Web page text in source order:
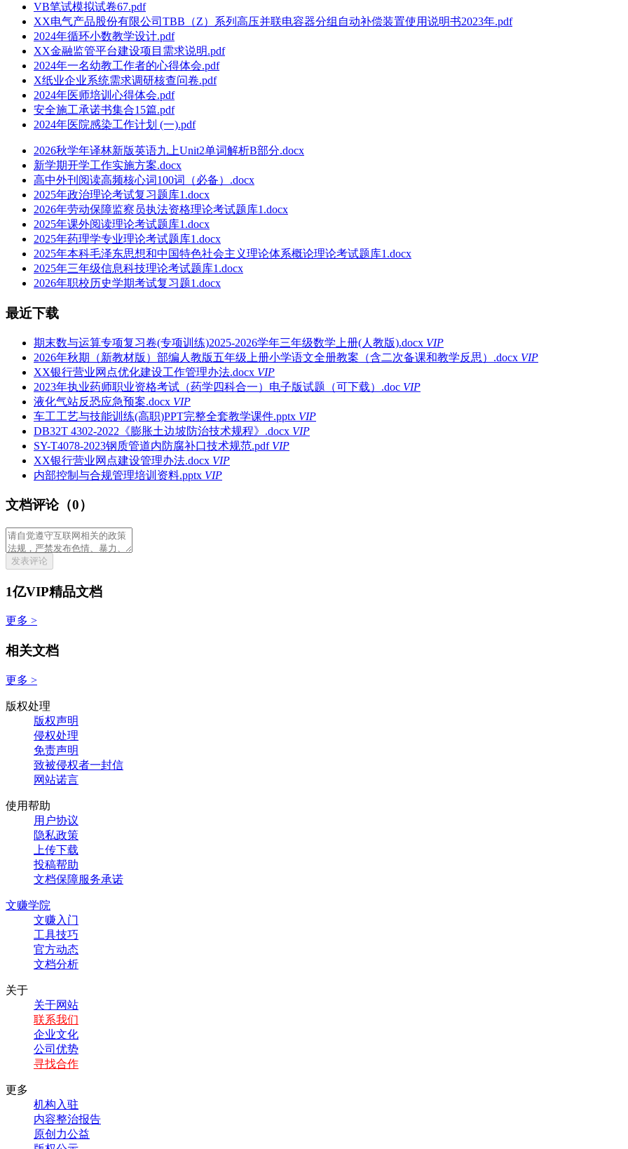
VB笔试模拟试卷67.pdf
XX电气产品股份有限公司TBB（Z）系列高压并联电容器分组自动补偿装置使用说明书2023年.pdf
2024年循环小数教学设计.pdf
XX金融监管平台建设项目需求说明.pdf
2024年一名幼教工作者的心得体会.pdf
X纸业企业系统需求调研核查问卷.pdf
2024年医师培训心得体会.pdf
安全施工承诺书集合15篇.pdf
2024年医院感染工作计划 (一).pdf
2026秋学年译林新版英语九上Unit2单词解析B部分.docx
新学期开学工作实施方案.docx
高中外刊阅读高频核心词100词（必备）.docx
2025年政治理论考试复习题库1.docx
2026年劳动保障监察员执法资格理论考试题库1.docx
2025年课外阅读理论考试题库1.docx
2025年药理学专业理论考试题库1.docx
2025年本科毛泽东思想和中国特色社会主义理论体系概论理论考试题库1.docx
2025年三年级信息科技理论考试题库1.docx
2026年职校历史学期考试复习题1.docx
最近下载
期末数与运算专项复习卷(专项训练)2025-2026学年三年级数学上册(人教版).docx VIP
2026年秋期（新教材版）部编人教版五年级上册小学语文全册教案（含二次备课和教学反思）.docx VIP
XX银行营业网点优化建设工作管理办法.docx VIP
2023年执业药师职业资格考试（药学四科合一）电子版试题（可下载）.doc VIP
液化气站反恐应急预案.docx VIP
车工工艺与技能训练(高职)PPT完整全套教学课件.pptx VIP
DB32T 4302-2022《膨胀土边坡防治技术规程》.docx VIP
SY-T4078-2023钢质管道内防腐补口技术规范.pdf VIP
XX银行营业网点建设管理办法.docx VIP
内部控制与合规管理培训资料.pptx VIP
文档评论（0）
发表评论
1亿VIP精品文档
更多 >
相关文档
更多 >
版权处理
版权声明
侵权处理
免责声明
致被侵权者一封信
网站诺言
使用帮助
用户协议
隐私政策
上传下载
投稿帮助
文档保障服务承诺
文赚学院
文赚入门
工具技巧
官方动态
文档分析
关于
关于网站
联系我们
企业文化
公司优势
寻找合作
更多
机构入驻
内容整治报告
原创力公益